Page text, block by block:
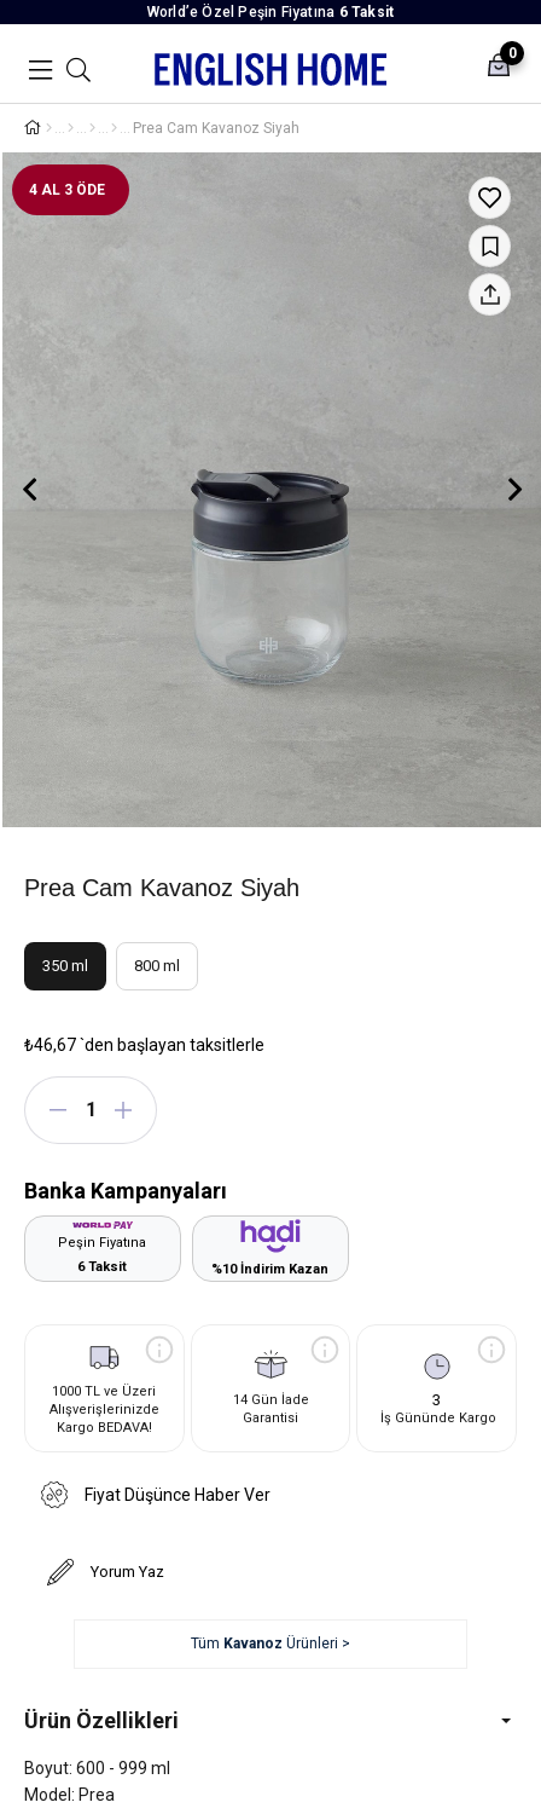
World’e Özel Peşin Fiyatına 6 Taksit
0
Prea Cam Kavanoz Siyah
4 AL 3 ÖDE
Prea Cam Kavanoz Siyah
350 ml 800 ml
₺46,67`den başlayan taksitlerle
Banka Kampanyaları
Peşin Fiyatına
6 Taksit
%10 İndirim Kazan
1000 TL ve Üzeri
Alışverişlerinizde
Kargo BEDAVA!
14 Gün İade
Garantisi
3
İş Gününde Kargo
Fiyat Düşünce Haber Ver
Yorum Yaz
Tüm Kavanoz Ürünleri >
Ürün Özellikleri
Boyut: 600 - 999 ml
Model: Prea